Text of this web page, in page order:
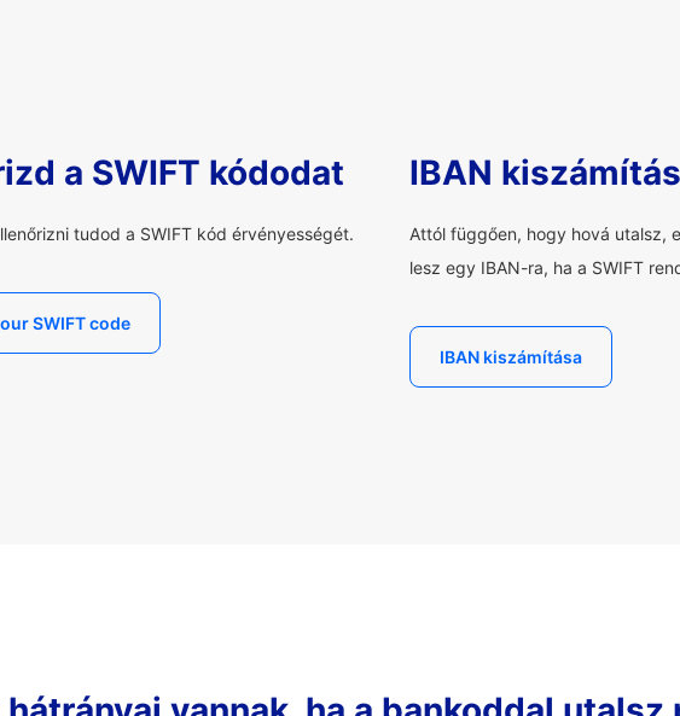
a SWIFT kódodat
tudod a SWIFT kód érvényességét.
SWIFT code
IBAN
Attól függően, hogy hová utalsz,
lesz egy IBAN-ra, ha a SWIFT
IBAN kiszámítása